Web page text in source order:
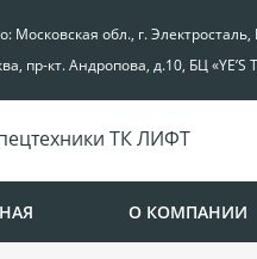
Московская обл., г.
пр-кт. Андропова, д.10, БЦ «YE’S
О КОМПАНИИ